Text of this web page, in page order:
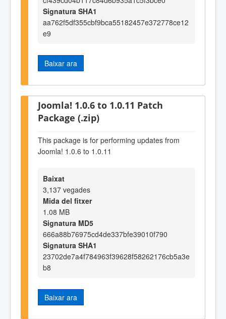
Signatura SHA1
aa762f5df355cbf9bca55182457e372778ce12
e9
Baixar ara
Joomla! 1.0.6 to 1.0.11 Patch
Package (.zip)
This package is for performing updates from
Joomla! 1.0.6 to 1.0.11
Baixat
3,137 vegades
Mida del fitxer
1.08 MB
Signatura MD5
666a88b76975cd4de337bfe39010f790
Signatura SHA1
23702de7a4f784963f39628f58262176cb5a3e
b8
Baixar ara